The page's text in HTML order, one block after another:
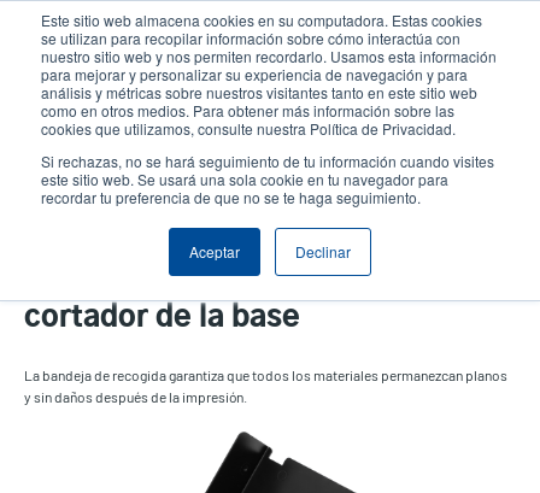
Este sitio web almacena cookies en su computadora. Estas cookies
se utilizan para recopilar información sobre cómo interactúa con
nuestro sitio web y nos permiten recordarlo. Usamos esta información
para mejorar y personalizar su experiencia de navegación y para
análisis y métricas sobre nuestros visitantes tanto en este sitio web
como en otros medios. Para obtener más información sobre las
cookies que utilizamos, consulte nuestra Política de Privacidad.
Si rechazas, no se hará seguimiento de tu información cuando visites
este sitio web. Se usará una sola cookie en tu navegador para
recordar tu preferencia de que no se te haga seguimiento.
Aceptar Declinar
contenido
principal
User
account
menu
User
Header
Selector de productos
Bandeja de recogida del
cortador de la base
La bandeja de recogida garantiza que todos los materiales permanezcan planos
y sin daños después de la impresión.